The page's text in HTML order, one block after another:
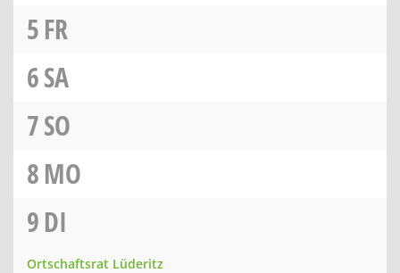
5FR
6SA
7SO
8MO
9DI
Ortschaftsrat Lüderitz